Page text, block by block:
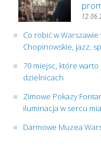
Co robić w
Chopinowskie, jazz,
70 miejsc, które
dzielnicach
Zimowe Pokazy
iluminacja w sercu
Darmowe Muzea